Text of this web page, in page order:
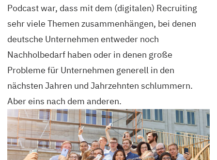
Podcast war, dass mit dem (digitalen) Recruiting
sehr viele Themen zusammenhängen, bei denen
deutsche Unternehmen entweder noch
Nachholbedarf haben oder in denen große
Probleme für Unternehmen generell in den
nächsten Jahren und Jahrzehnten schlummern.
Aber eins nach dem anderen.